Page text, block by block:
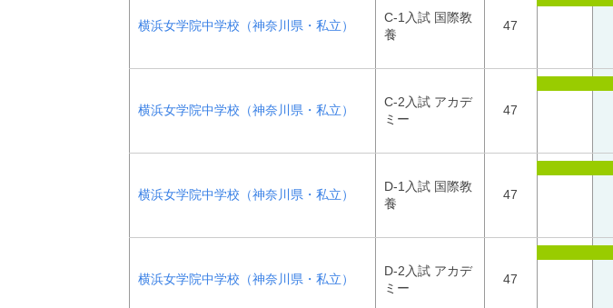
横浜女学院中学校（神奈川県・私立）
C-1入試 国際教
養
47
横浜女学院中学校（神奈川県・私立）
C-2入試 アカデ
ミー
47
横浜女学院中学校（神奈川県・私立）
D-1入試 国際教
養
47
横浜女学院中学校（神奈川県・私立）
D-2入試 アカデ
ミー
47